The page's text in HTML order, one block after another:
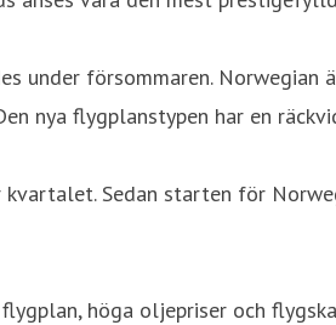
under försommaren.
nya flygplanstypen har en
Sedan starten för
höga oljepriser och